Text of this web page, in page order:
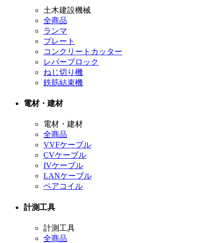
土木建設機械
全商品
ランマ
プレート
コンクリートカッター
レバーブロック
ねじ切り機
鉄筋結束機
電材・建材
電材・建材
全商品
VVFケーブル
CVケーブル
IVケーブル
LANケーブル
ペアコイル
計測工具
計測工具
全商品